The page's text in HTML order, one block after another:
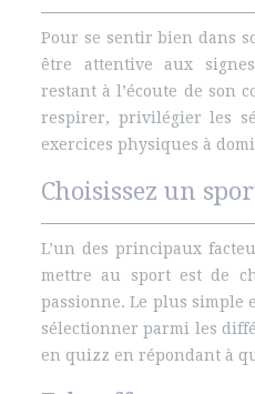
Pour se sentir bien dans
être attentive aux
restant à l’écoute de son
respirer, privilégier les
exercices physiques à
Choisissez un
L’un des principaux
mettre au sport est de
passionne. Le plus simple
sélectionner parmi les
en quizz en répondant à